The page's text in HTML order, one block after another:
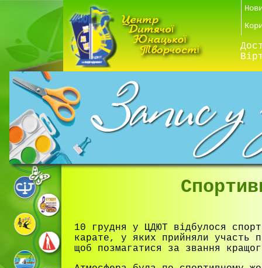
10 грудня у ЦДЮТ відбулося
карате, у яких прийняли участь
щоб позмагатися за звання